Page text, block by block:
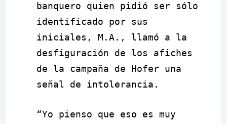
banquero quien pidió ser sólo
identificado por sus
iniciales, M.A., llamó a la
desfiguración de los afiches
de la campaña de Hofer una
señal de intolerancia.
“Yo pienso que eso es muy